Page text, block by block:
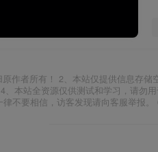
作者所有！ 2、本站仅提供信息存
、本站全资源仅供测试和学习，请勿
不要相信，访客发现请向客服举报